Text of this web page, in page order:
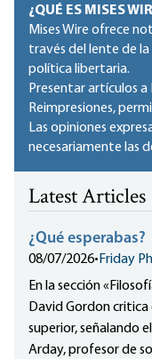
¿QUÉ ES MISES
Mises Wire ofrece
través del lente de
política libertaria.
Presentar artículos a
Reimpresiones,
Las opiniones
necesariamente las
Latest Articles
¿Qué esperabas?
08/07/2026• Friday
En la sección
David Gordon
superior, señalando
Arday, profesor de